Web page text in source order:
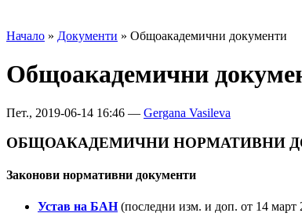
Начало » Документи » Общоакадемични документи
Общоакадемични
Пет., 2019-06-14 16:46 — Gergana Vasileva
ОБЩОАКАДЕМИЧНИ НОРМАТИВНИ
Законови нормативни документи
Устав на БАН (последни изм. и доп. от 14 март